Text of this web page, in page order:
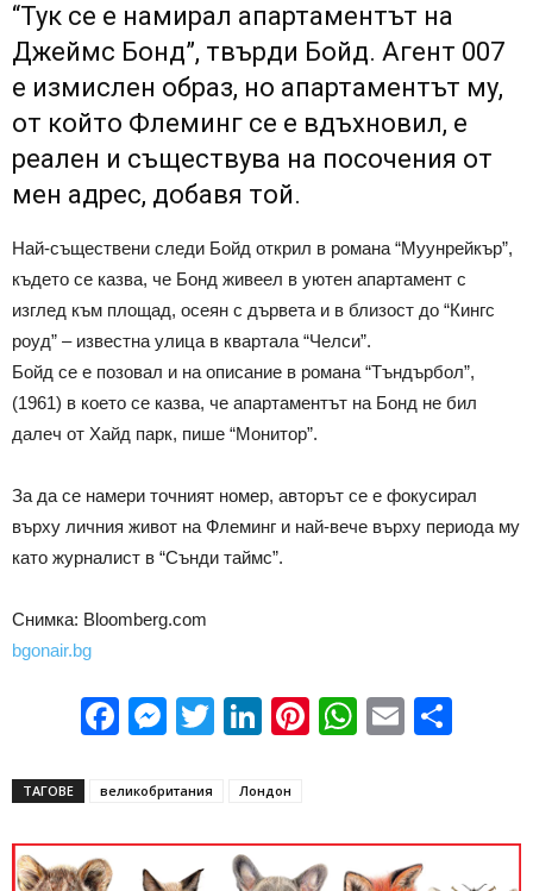
“Тук се е намирал апартаментът на
Джеймс Бонд”, твърди Бойд. Агент 007
е измислен образ, но апартаментът му,
от който Флеминг се е вдъхновил, е
реален и съществува на посочения от
мен адрес, добавя той.
Най-съществени следи Бойд открил в романа “Муунрейкър”,
където се казва, че Бонд живеел в уютен апартамент с
изглед към площад, осеян с дървета и в близост до “Кингс
роуд” – известна улица в квартала “Челси”.
Бойд се е позовал и на описание в романа “Тъндърбол”,
(1961) в което се казва, че апартаментът на Бонд не бил
далеч от Хайд парк, пише “Монитор”.
За да се намери точният номер, авторът се е фокусирал
върху личния живот на Флеминг и най-вече върху периода му
като журналист в “Сънди таймс”.
Снимка: Bloomberg.com
bgonair.bg
Facebook
Messenger
Twitter
LinkedIn
Pinterest
WhatsApp
Email
ТАГОВЕ великобритания Лондон